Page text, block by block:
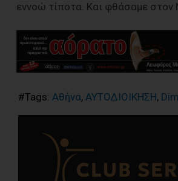
εννοώ τίποτα. Και φθάσαμε στον
#Tags: Αθήνα, ΑΥΤΟΔΙΟΙΚΗΣΗ,